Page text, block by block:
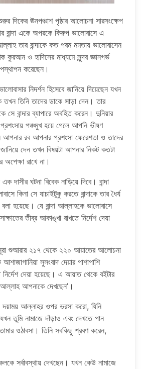
দিকের ঊনপঞ্চাশ পৃষ্ঠার আলোচনা সারসংক্ষেপ
একে অপরকে কিরুপ ভালোবাসে এ
তার বান্দাকে কত পরম মমতায় ভালোবাসেন
কুরআন ও হাদিসের মাধ্যমে সুন্দর জ্ঞানগর্ভ
করেছেন।
নিদর্শন হিসেবে জানিয়ে দিয়েছেন যখন
তিনি তাদের ডাকে সাড়া দেন। তার
সে বান্দার ব্যাপারে অবহিত করেন। দুনিয়ার
পঞ্চমুখ হয়ে গেলে আপনি ভীষণ
রব আপনার প্রশংসা ফেরেশতা ও তাদের
জানিয়ে দেন তখন বিষয়টা আপনার নিকট কতটা
অপেক্ষা রাখে না।
দাসীর ঘটনা বিবেক নাড়িয়ে দিবে। বান্দা
কিনা সে যাচাইটুকু করতে বান্দাকে তার ধৈর্য
বলা হয়েছে। যে বান্দা আল্লাহকে ভালোবাসে
তীব্র আকাঙ্খা রাখতে নির্দেশ দেয়া
সূরা শুআরার ২১৭ থেকে ২২০ আয়াতের আলোচনা
সুসংবাদ দেয়ার পাশাপাশি
দেয়া হয়েছে। এ আয়াত থেকে বইটার
আপনাকে দেখছেন’।
আল্লাহর ওপর ভরসা করো, যিনি
তুমি নামাজে দাঁড়াও এবং দেখতে পান
ওঠাবসা। তিনি সবকিছু শ্রবণ করেন,
সর্বাবস্থায় দেখছেন। যখন কেউ নামাজে